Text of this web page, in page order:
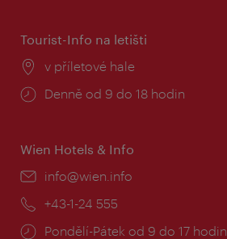
Tourist-Info na letišti
Místo:
v příletové hale
Provozní
Denně od 9 do 18 hodin
Wien Hotels & Info
E-
info@wien.info
Telefon:
+43-1-24 555
Provozní
Pondělí-Pátek od 9 do 17 hodin